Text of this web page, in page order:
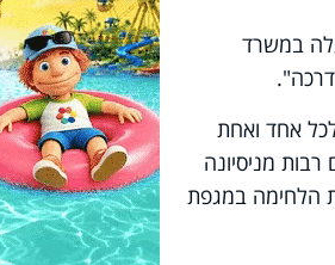
במשרד
אחד ואחת
מניסיונה
הלחימה במגפת